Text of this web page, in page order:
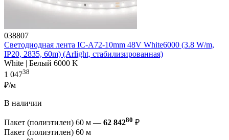
038807
Светодиодная лента IC-A72-10mm 48V White6000 (3.8 W/m,
IP20, 2835, 60m) (Arlight, стабилизированная)
White | Белый 6000 K
1 04738
₽/м
В наличии
Пакет (полиэтилен) 60 м — 62 84280 ₽
Пакет (полиэтилен) 60 м